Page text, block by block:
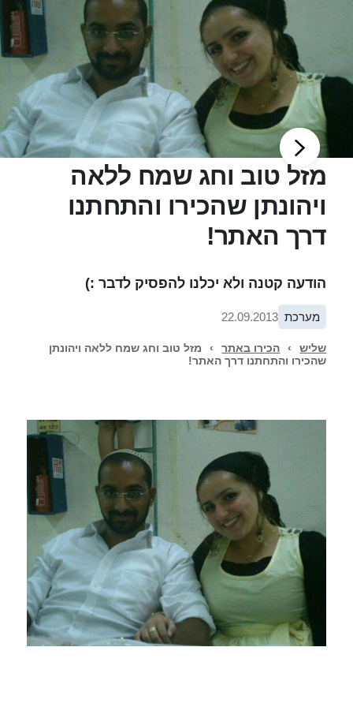
מזל טוב וחג שמח ללאה
ויהונתן שהכירו והתחתנו
דרך האתר!
הודעה קטנה ולא יכלנו להפסיק לדבר :)
מערכת 22.09.2013
שליש › הכירו באתר ›
מזל טוב וחג שמח ללאה ויהונתן
שהכירו והתחתנו דרך האתר!